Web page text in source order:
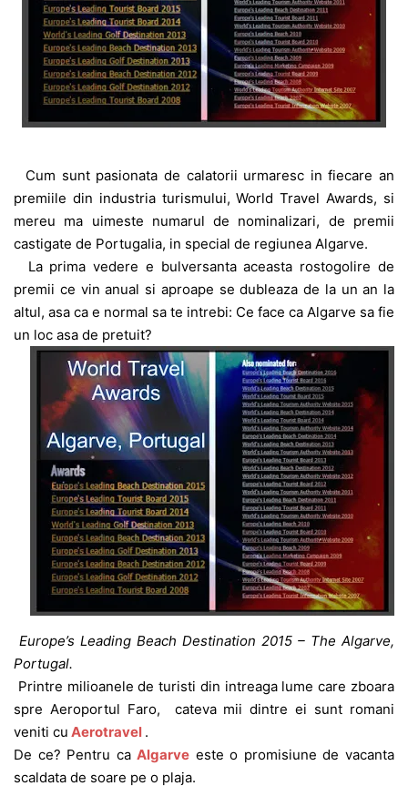
Cum sunt pasionata de calatorii urmaresc in fiecare an
premiile din industria turismului, World Travel Awards, si
mereu ma uimeste numarul de nominalizari, de premii
castigate de Portugalia, in special de regiunea Algarve.
La prima vedere e bulversanta aceasta rostogolire de
premii ce vin anual si aproape se dubleaza de la un an la
altul, asa ca e normal sa te intrebi: Ce face ca Algarve sa fie
un loc asa de pretuit?
Europe’s Leading Beach Destination 2015 – The Algarve,
Portugal.
Printre milioanele de turisti din intreaga lume care zboara
spre Aeroportul Faro, cateva mii dintre ei sunt romani
veniti cu Aerotravel .
De ce? Pentru caAlgarve este o promisiune de vacanta
scaldata de soare pe o plaja.